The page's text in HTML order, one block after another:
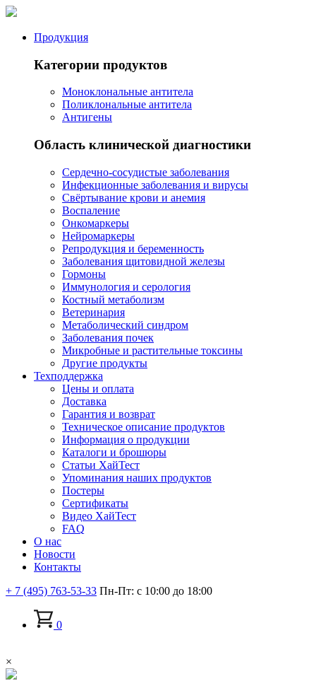
Продукция
Категории продуктов
Моноклональные антитела
Поликлональные антитела
Антигены
Область клинической диагностики
Сердечно-сосудистые заболевания
Инфекционные заболевания и вирусы
Свёртывание крови и анемия
Воспаление
Онкомаркеры
Нейромаркеры
Репродукция и беременность
Заболевания щитовидной железы
Гормоны
Иммунология и серология
Костный метаболизм
Ветеринария
Метаболический синдром
Заболевания почек
Микробные и растительные токсины
Другие продукты
Техподдержка
Цены и оплата
Доставка
Гарантия и возврат
Техническое описание продуктов
Информация о продукции
Каталоги и брошюры
Статьи ХайТест
Упоминания наших продуктов
Постеры
Сертификаты
Видео ХайТест
FAQ
О нас
Новости
Контакты
+ 7 (495) 763-53-33 Пн-Пт: с 10:00 до 18:00
0
×